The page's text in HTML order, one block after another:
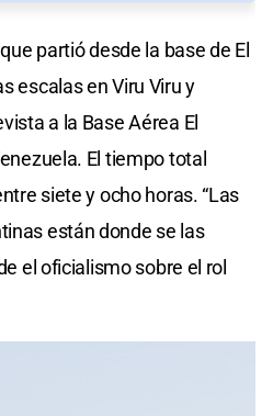
partió desde la base de El
escalas en Viru Viru y
a la Base Aérea El
El tiempo total
siete y ocho horas. “Las
están donde se las
el oficialismo sobre el rol